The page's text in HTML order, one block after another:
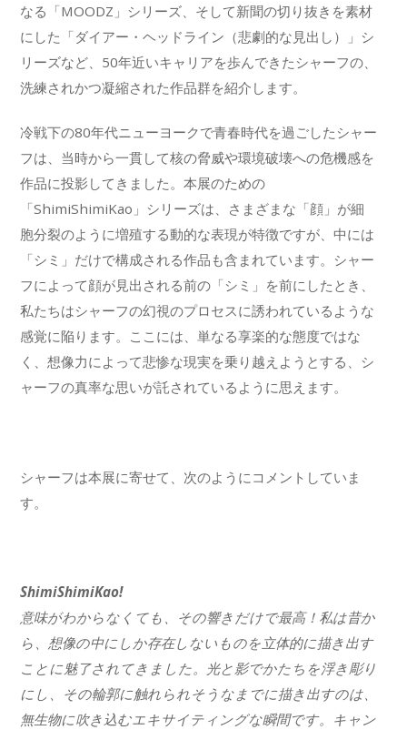
なる「MOODZ」シリーズ、そして新聞の切り抜きを素材
にした「ダイアー・ヘッドライン（悲劇的な見出し）」シ
リーズなど、50年近いキャリアを歩んできたシャーフの、
洗練されかつ凝縮された作品群を紹介します。
冷戦下の80年代ニューヨークで青春時代を過ごしたシャー
フは、当時から一貫して核の脅威や環境破壊への危機感を
作品に投影してきました。本展のための
「ShimiShimiKao」シリーズは、さまざまな「顔」が細
胞分裂のように増殖する動的な表現が特徴ですが、中には
「シミ」だけで構成される作品も含まれています。シャー
フによって顔が見出される前の「シミ」を前にしたとき、
私たちはシャーフの幻視のプロセスに誘われているような
感覚に陥ります。ここには、単なる享楽的な態度ではな
く、想像力によって悲惨な現実を乗り越えようとする、シ
ャーフの真率な思いが託されているように思えます。
シャーフは本展に寄せて、次のようにコメントしていま
す。
ShimiShimiKao!
意味がわからなくても、その響きだけで最高！私は昔か
ら、想像の中にしか存在しないものを立体的に描き出す
ことに魅了されてきました。光と影でかたちを浮き彫り
にし、その輪郭に触れられそうなまでに描き出すのは、
無生物に吹き込むエキサイティングな瞬間です。キャン